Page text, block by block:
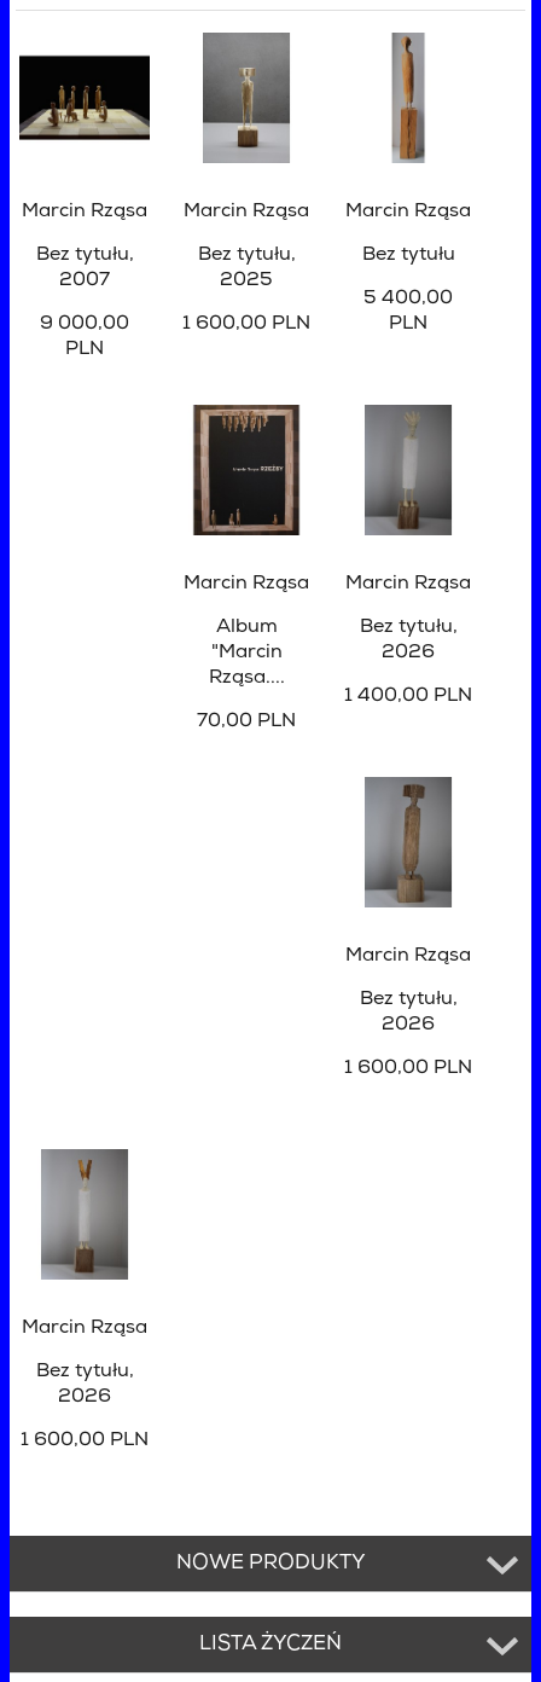
Marcin Rząsa
Bez tytułu,
2007
9 000,00
PLN
Marcin Rząsa
Bez tytułu,
2025
1 600,00 PLN
Marcin Rząsa
Bez tytułu
5 400,00
PLN
Marcin Rząsa
Album
"Marcin
Rząsa....
70,00 PLN
Marcin Rząsa
Bez tytułu,
2026
1 400,00 PLN
Marcin Rząsa
Bez tytułu,
2026
1 600,00 PLN
Marcin Rząsa
Bez tytułu,
2026
1 600,00 PLN
NOWE PRODUKTY
LISTA ŻYCZEŃ